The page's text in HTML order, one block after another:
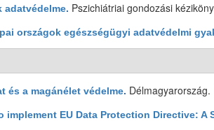
adatvédelme. Pszichiátriai gondozási
országok egészségügyi adatvédelmi
és a magánélet védelme. Délmagyarország.
implement EU Data Protection Directive: